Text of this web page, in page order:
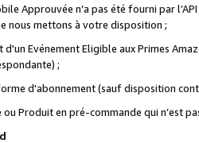
Approuvée n’a pas été fourni par
nous mettons à votre disposition ;
Evénement Eligible aux Primes
;
d'abonnement (sauf disposition
Produit en pré-commande qui n’est